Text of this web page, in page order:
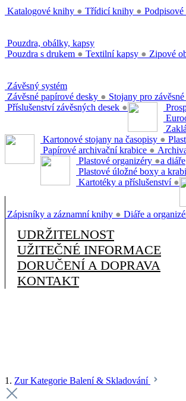
Katalogové knihy ● Třídicí knihy ●
Pouzdra, obálky, kapsy
Pouzdra s drukem ● Textilní kapsy ● Zipové
Závěsný systém
Závěsné papírové desky ● Stojany pro
Příslušenství závěsných desek ●
Kartonové stojany na časopisy ●
Papírové archivační krabice ●
Plastové organizéry ●
Plastové úložné boxy a
Kartotéky a příslušenství ●
a diáře
Zápisníky a záznamní knihy ● Diáře a
UDRŽITELNOST
UŽITEČNÉ INFORMACE
DORUČENÍ A DOPRAVA
KONTAKT
1. Zur Kategorie Balení & Skladování